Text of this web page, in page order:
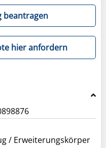
beantragen
hier anfordern
/ Erweiterungskörper